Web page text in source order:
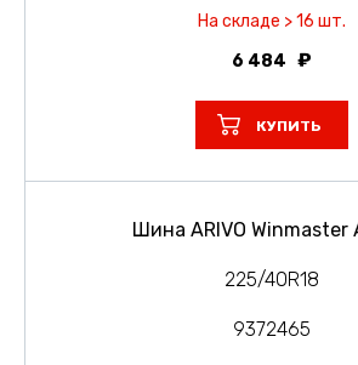
На складе > 16 шт.
6 484
КУПИТЬ
Шина ARIVO Winmaster
225/40R18
9372465